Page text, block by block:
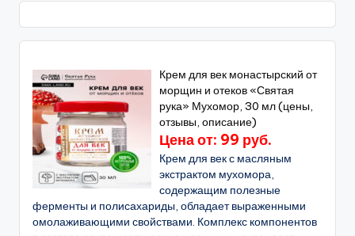
Крем для век монастырский от
морщин и отеков «Святая
рука» Мухомор, 30 мл (цены,
отзывы, описание)
Цена от: 99 руб.
Крем для век с масляным
экстрактом мухомора,
содержащим полезные
ферменты и полисахариды, обладает выраженными
омолаживающими свойствами. Комплекс компонентов